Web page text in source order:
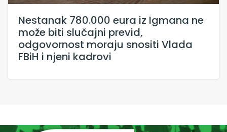
Nestanak 780.000 eura iz Igmana ne
može biti slučajni previd,
odgovornost moraju snositi Vlada
FBiH i njeni kadrovi